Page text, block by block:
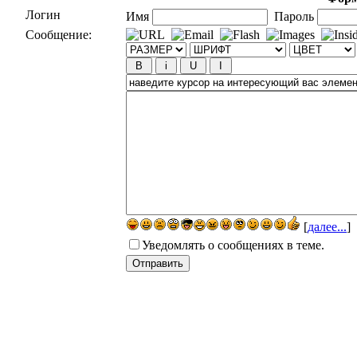
Логин
Имя
Пароль
Сообщение:
[далее...]
Уведомлять о сообщениях в теме.